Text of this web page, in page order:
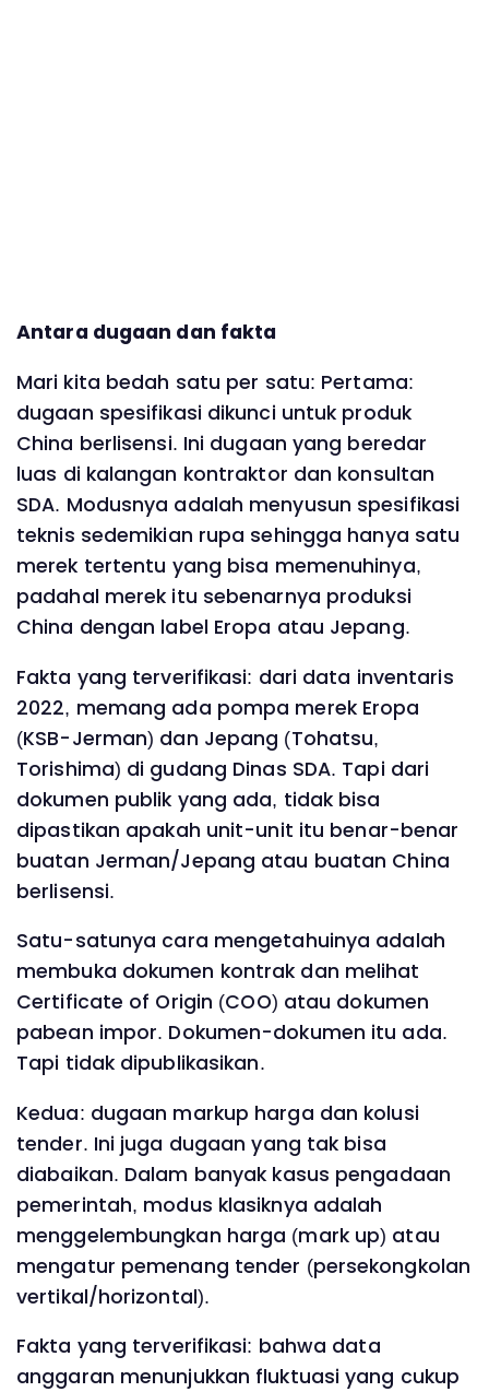
Antara dugaan dan fakta
Mari kita bedah satu per satu: Pertama:
dugaan spesifikasi dikunci untuk produk
China berlisensi. Ini dugaan yang beredar
luas di kalangan kontraktor dan konsultan
SDA. Modusnya adalah menyusun spesifikasi
teknis sedemikian rupa sehingga hanya satu
merek tertentu yang bisa memenuhinya,
padahal merek itu sebenarnya produksi
China dengan label Eropa atau Jepang.
Fakta yang terverifikasi: dari data inventaris
2022, memang ada pompa merek Eropa
(KSB-Jerman) dan Jepang (Tohatsu,
Torishima) di gudang Dinas SDA. Tapi dari
dokumen publik yang ada, tidak bisa
dipastikan apakah unit-unit itu benar-benar
buatan Jerman/Jepang atau buatan China
berlisensi.
Satu-satunya cara mengetahuinya adalah
membuka dokumen kontrak dan melihat
Certificate of Origin (COO) atau dokumen
pabean impor. Dokumen-dokumen itu ada.
Tapi tidak dipublikasikan.
Kedua: dugaan markup harga dan kolusi
tender. Ini juga dugaan yang tak bisa
diabaikan. Dalam banyak kasus pengadaan
pemerintah, modus klasiknya adalah
menggelembungkan harga (mark up) atau
mengatur pemenang tender (persekongkolan
vertikal/horizontal).
Fakta yang terverifikasi: bahwa data
anggaran menunjukkan fluktuasi yang cukup